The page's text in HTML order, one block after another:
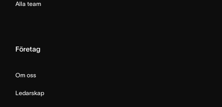
Alla team
Företag
Om oss
Ledarskap